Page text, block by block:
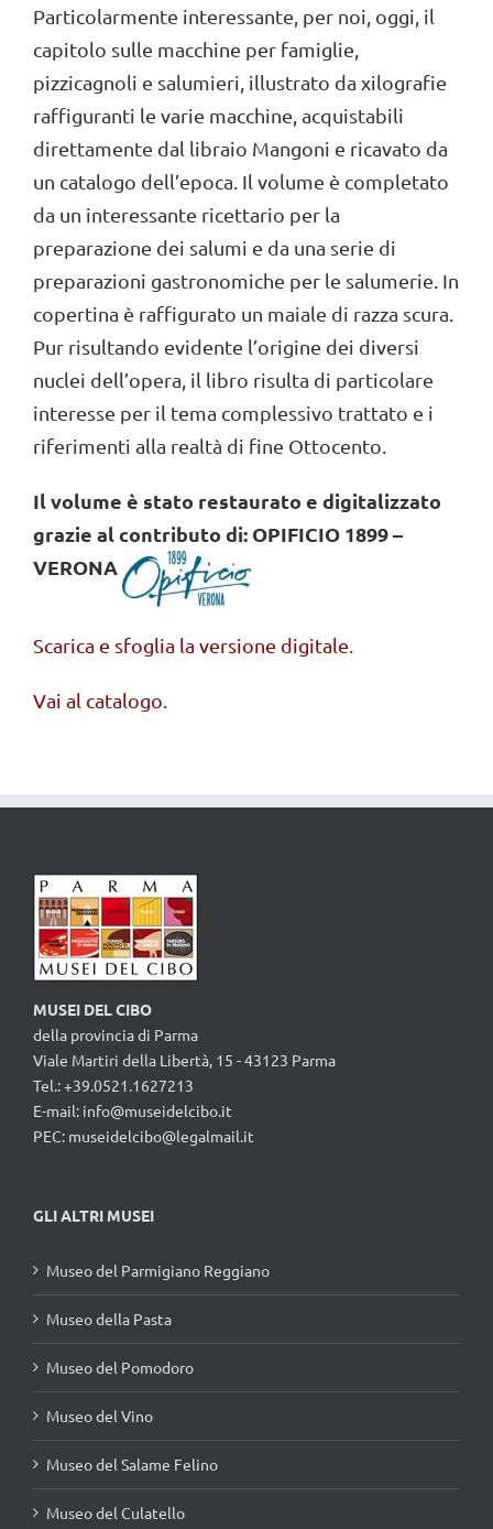
Particolarmente interessante, per noi, oggi, il
capitolo sulle macchine per famiglie,
pizzicagnoli e salumieri, illustrato da xilografie
raffiguranti le varie macchine, acquistabili
direttamente dal libraio Mangoni e ricavato da
un catalogo dell’epoca. Il volume è completato
da un interessante ricettario per la
preparazione dei salumi e da una serie di
preparazioni gastronomiche per le salumerie. In
copertina è raffigurato un maiale di razza scura.
Pur risultando evidente l’origine dei diversi
nuclei dell’opera, il libro risulta di particolare
interesse per il tema complessivo trattato e i
riferimenti alla realtà di fine Ottocento.
Il volume è stato restaurato e digitalizzato
grazie al contributo di: OPIFICIO 1899 –
VERONA
Scarica e sfoglia la versione digitale
Vai al catalogo
MUSEI DEL CIBO
della provincia di Parma
Viale Martiri della Libertà, 15 - 43123 Parma
Tel.: +39.0521.1627213
E-mail: info@museidelcibo.it
PEC: museidelcibo@legalmail.it
GLI ALTRI MUSEI
Museo del Parmigiano Reggiano
Museo della Pasta
Museo del Pomodoro
Museo del Vino
Museo del Salame Felino
Museo del Culatello